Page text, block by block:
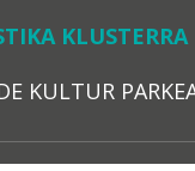
KLUSTERRA
KULTUR